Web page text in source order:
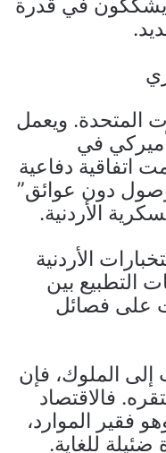
يشككون في قدرة
المتحدة. ويعمل
جندي أميركي في
اتفاقية دفاعية
دون عوائق”
الأردنية.
الأردنية
التطبيع بين
على فصائل
الملوك، فإن
فالاقتصاد
فقير الموارد،
ضئيلة للغاية.